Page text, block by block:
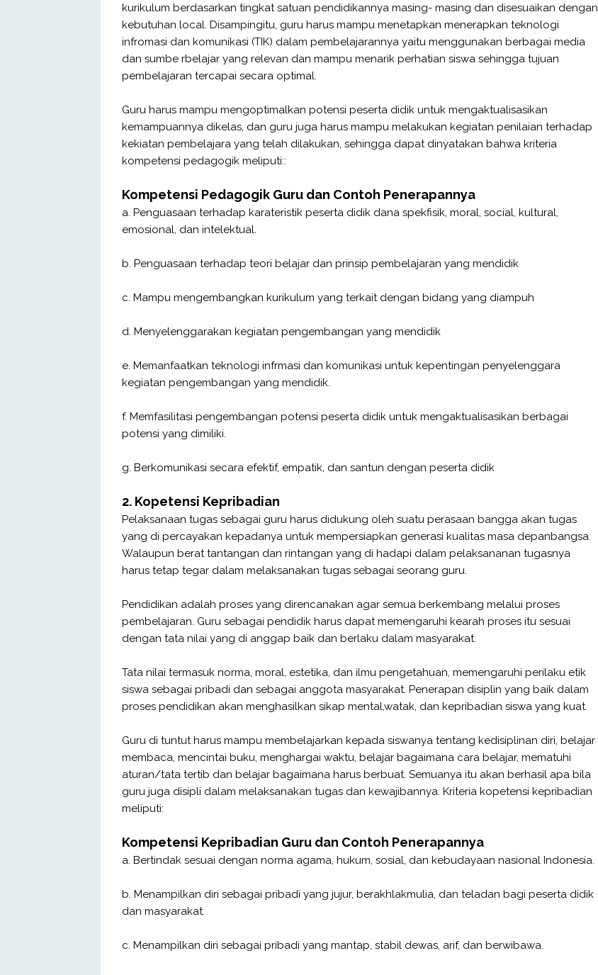
kurikulum berdasarkan tingkat satuan pendidikannya masing- masing dan disesuaikan dengan
kebutuhan local. Disampingitu, guru harus mampu menetapkan menerapkan teknologi
infromasi dan komunikasi (TIK) dalam pembelajarannya yaitu menggunakan berbagai media
dan sumbe rbelajar yang relevan dan mampu menarik perhatian siswa sehingga tujuan
pembelajaran tercapai secara optimal.
Guru harus mampu mengoptimalkan potensi peserta didik untuk mengaktualisasikan
kemampuannya dikelas, dan guru juga harus mampu melakukan kegiatan penilaian terhadap
kekiatan pembelajara yang telah dilakukan, sehingga dapat dinyatakan bahwa kriteria
kompetensi pedagogik meliputi::
Kompetensi Pedagogik Guru dan Contoh Penerapannya
a. Penguasaan terhadap karateristik peserta didik dana spekfisik, moral, social, kultural,
emosional, dan intelektual.
b. Penguasaan terhadap teori belajar dan prinsip pembelajaran yang mendidik
c. Mampu mengembangkan kurikulum yang terkait dengan bidang yang diampuh
d. Menyelenggarakan kegiatan pengembangan yang mendidik
e. Memanfaatkan teknologi infrmasi dan komunikasi untuk kepentingan penyelenggara
kegiatan pengembangan yang mendidik.
f. Memfasilitasi pengembangan potensi peserta didik untuk mengaktualisasikan berbagai
potensi yang dimiliki.
g. Berkomunikasi secara efektif, empatik, dan santun dengan peserta didik
2. Kopetensi Kepribadian
Pelaksanaan tugas sebagai guru harus didukung oleh suatu perasaan bangga akan tugas
yang di percayakan kepadanya untuk mempersiapkan generasi kualitas masa depanbangsa.
Walaupun berat tantangan dan rintangan yang di hadapi dalam pelaksananan tugasnya
harus tetap tegar dalam melaksanakan tugas sebagai seorang guru.
Pendidikan adalah proses yang direncanakan agar semua berkembang melalui proses
pembelajaran. Guru sebagai pendidik harus dapat memengaruhi kearah proses itu sesuai
dengan tata nilai yang di anggap baik dan berlaku dalam masyarakat.
Tata nilai termasuk norma, moral, estetika, dan ilmu pengetahuan, memengaruhi perilaku etik
siswa sebagai pribadi dan sebagai anggota masyarakat. Penerapan disiplin yang baik dalam
proses pendidikan akan menghasilkan sikap mental,watak, dan kepribadian siswa yang kuat.
Guru di tuntut harus mampu membelajarkan kepada siswanya tentang kedisiplinan diri, belajar
membaca, mencintai buku, menghargai waktu, belajar bagaimana cara belajar, mematuhi
aturan/tata tertib dan belajar bagaimana harus berbuat. Semuanya itu akan berhasil apa bila
guru juga disipli dalam melaksanakan tugas dan kewajibannya. Kriteria kopetensi kepribadian
meliputi:
Kompetensi Kepribadian Guru dan Contoh Penerapannya
a. Bertindak sesuai dengan norma agama, hukum, sosial, dan kebudayaan nasional Indonesia.
b. Menampilkan diri sebagai pribadi yang jujur, berakhlakmulia, dan teladan bagi peserta didik
dan masyarakat.
c. Menampilkan diri sebagai pribadi yang mantap, stabil dewas, arif, dan berwibawa.